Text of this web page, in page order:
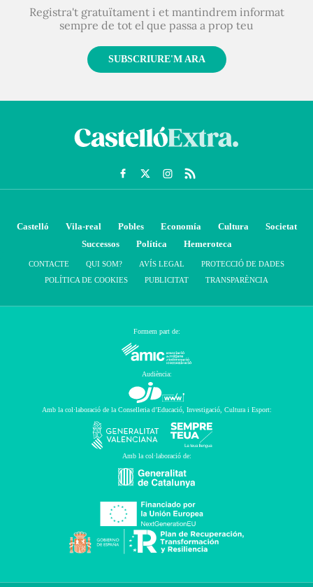
Registra't gratuïtament i et mantindrem informat
sempre de tot el que passa a prop teu
SUBSCRIURE'M ARA
Castelló Vila-real Pobles Economía Cultura
Societat
Successos
Política Hemeroteca
CONTACTE QUI SOM? AVÍS LEGAL
PROTECCIÓ DE DADES
POLÍTICA DE COOKIES
PUBLICITAT TRANSPARÈNCIA
Formem part de:
Audiència:
Amb la col·laboració de la Conselleria d’Educació, Investigació, Cultura i Esport:
Amb la col·laboració de: